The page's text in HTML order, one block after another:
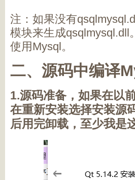
注：如果没有
模块来生成qsqlmysql.dll
使用Mysql。
二、源码中编译
1.源码准备，如果在以
在重新安装选择安装源
后用完卸载，至少我是